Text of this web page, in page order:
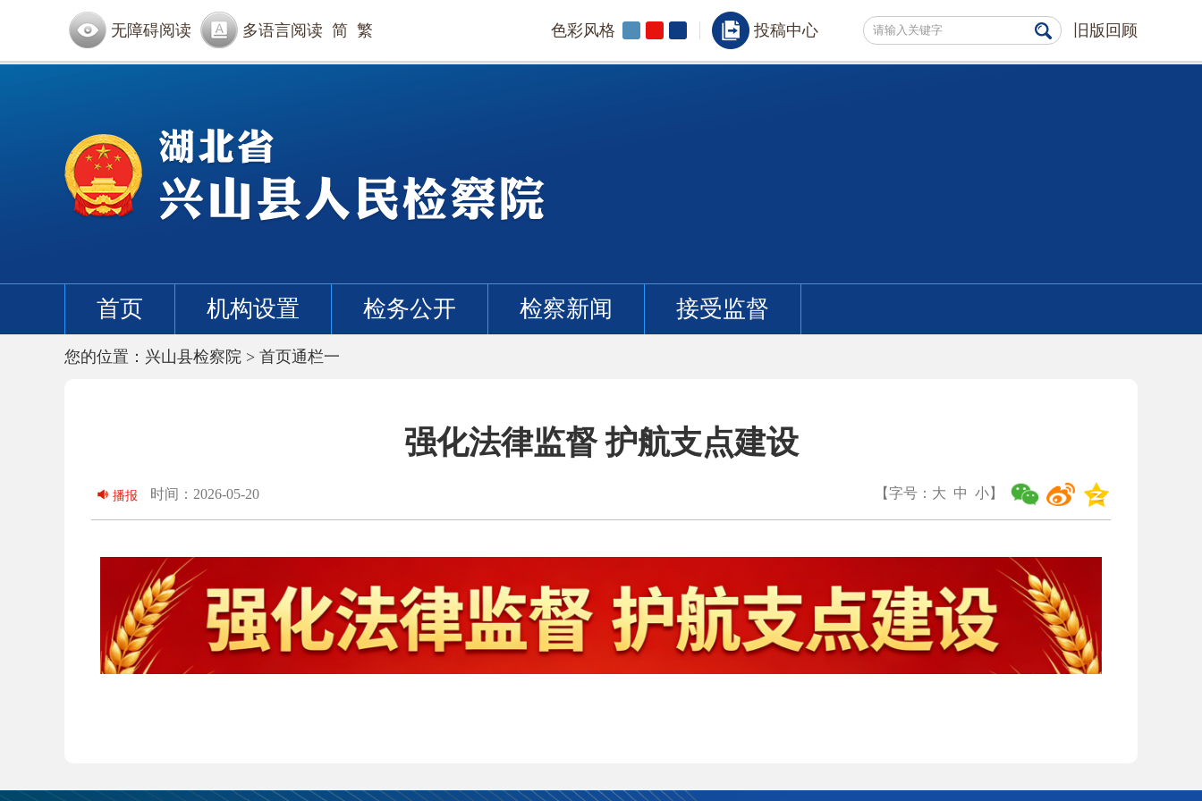
无障碍阅读 多语言阅读 简 繁 色彩风格 投稿中心 旧版回顾
首页 机构设置 检务公开 检察新闻 接受监督
您的位置： 兴山县检察院 > 首页通栏一
强化法律监督 护航支点建设
【字号： 大 中 小】
播报 时间：2026-05-20